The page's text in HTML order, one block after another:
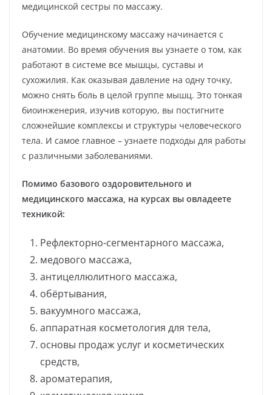
медицинской сестры по массажу.
Обучение медицинскому массажу начинается с
анатомии. Во время обучения вы узнаете о том, как
работают в системе все мышцы, суставы и
сухожилия. Как оказывая давление на одну точку,
можно снять боль в целой группе мышц. Это тонкая
биоинженерия, изучив которую, вы постигните
сложнейшие комплексы и структуры человеческого
тела. И самое главное – узнаете подходы для работы
с различными заболеваниями.
Помимо базового оздоровительного и
медицинского массажа, на курсах вы овладеете
техникой:
Рефлекторно-сегментарного массажа,
медового массажа,
антицеллюлитного массажа,
обёртывания,
вакуумного массажа,
аппаратная косметология для тела,
основы продаж услуг и косметических
средств,
ароматерапия,